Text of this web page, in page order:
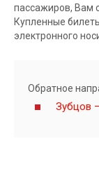
пассажиров, Вам
Купленные
электронного
Обратное
Зубцов